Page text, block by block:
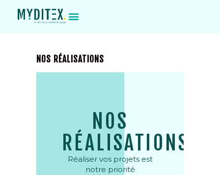
NOS RÉALISATIONS
NOS
RÉALISATIONS
Réaliser vos projets est
notre priorité